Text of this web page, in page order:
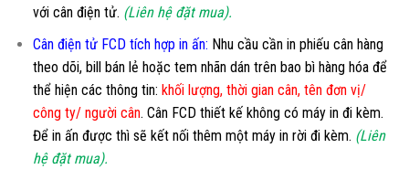
với cân điện tử. (Liên hệ đặt mua).
Cân điện tử FCD tích hợp in ấn: Nhu cầu cần in phiếu cân hàng
theo dõi, bill bán lẻ hoặc tem nhãn dán trên bao bì hàng hóa để
thể hiện các thông tin: khối lượng, thời gian cân, tên đơn vị/
công ty/ người cân. Cân FCD thiết kế không có máy in đi kèm.
Để in ấn được thì sẽ kết nối thêm một máy in rời đi kèm. (Liên
hệ đặt mua).